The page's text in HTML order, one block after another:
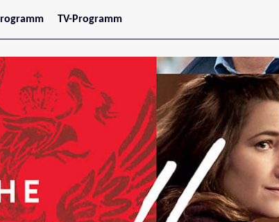
Kino
TV-Programm